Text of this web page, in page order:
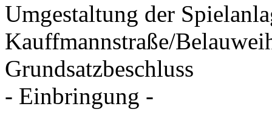
Umgestaltung der
Kauffmannstraße/
Grundsatzbeschluss
- Einbringung -